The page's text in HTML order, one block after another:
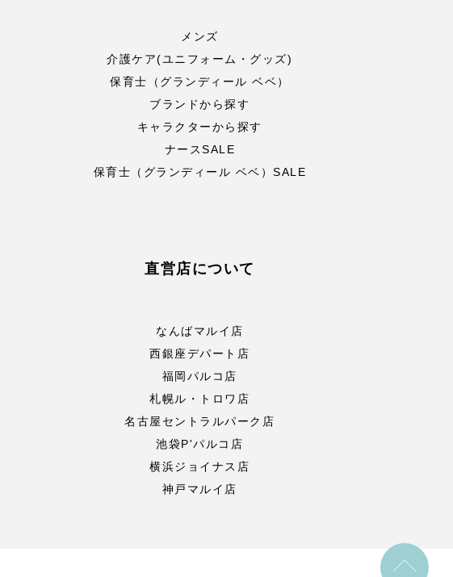
メンズ
介護ケア(ユニフォーム・グッズ)
保育士（グランディール ベベ）
ブランドから探す
キャラクターから探す
ナースSALE
保育士（グランディール ベベ）SALE
直営店について
なんばマルイ店
西銀座デパート店
福岡パルコ店
札幌ル・トロワ店
名古屋セントラルパーク店
池袋P'パルコ店
横浜ジョイナス店
神戸マルイ店